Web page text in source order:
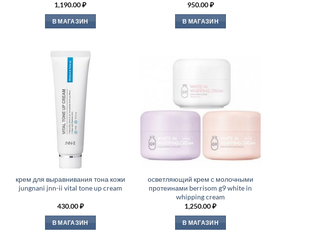
1,190.00₽
В МАГАЗИН
950.00₽
В МАГАЗИН
крем для выравнивания тона кожи
jungnani jnn-ii vital tone up cream
430.00₽
В МАГАЗИН
осветляющий крем с молочными
протеинами berrisom g9 white in
whipping cream
1,250.00₽
В МАГАЗИН